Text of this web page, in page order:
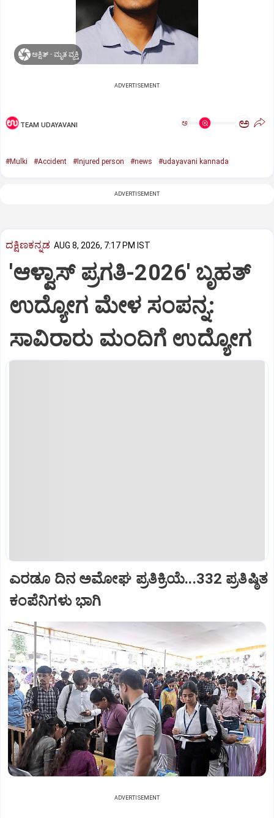
ಅಕ್ಷಿತ್‌ - ಮೃತ ವ್ಯಕ್ತಿ
ADVERTISEMENT
TEAM UDAYAVANI ಅ ಅ
#Mulki #Accident #Injured person #news #udayavani kannada
ADVERTISEMENT
ದಕ್ಷಿಣಕನ್ನಡ AUG 8, 2026, 7:17 PM IST
'ಆಳ್ವಾಸ್‌ ಪ್ರಗತಿ-2026' ಬೃಹತ್
ಉದ್ಯೋಗ ಮೇಳ ಸಂಪನ್ನ:
ಸಾವಿರಾರು ಮಂದಿಗೆ ಉದ್ಯೋಗ
ಎರಡೂ ದಿನ ಅಮೋಘ ಪ್ರತಿಕ್ರಿಯೆ...332 ಪ್ರತಿಷ್ಠಿತ
ಕಂಪೆನಿಗಳು ಭಾಗಿ
ADVERTISEMENT